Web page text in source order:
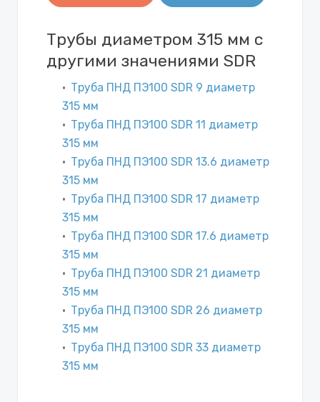
Трубы диаметром 315 мм с
другими значениями SDR
Труба ПНД ПЭ100 SDR 9 диаметр
315 мм
Труба ПНД ПЭ100 SDR 11 диаметр
315 мм
Труба ПНД ПЭ100 SDR 13.6 диаметр
315 мм
Труба ПНД ПЭ100 SDR 17 диаметр
315 мм
Труба ПНД ПЭ100 SDR 17.6 диаметр
315 мм
Труба ПНД ПЭ100 SDR 21 диаметр
315 мм
Труба ПНД ПЭ100 SDR 26 диаметр
315 мм
Труба ПНД ПЭ100 SDR 33 диаметр
315 мм